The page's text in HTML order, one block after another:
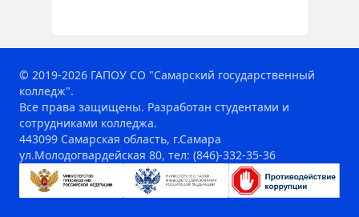
© 2019-2026 ГАПОУ СО "Самарский государственный
колледж".
Все права защищены. Разработан студентами и
сотрудниками колледжа.
443099 Самарская область, г.Самара
ул.Молодогвардейская 80, тел: (846)-332-35-36